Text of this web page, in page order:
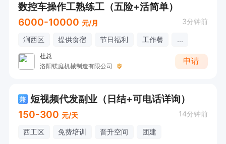
数控车操作工熟练工（五险+活简单）
6000-10000 元/月 3分钟前
涧西区 提供食宿 节日福利 工作餐 ...
杜总
洛阳镁庭机械制造有限公司
申请
兼 短视频代发副业（日结+可电话详询）
150-300 元/天 14分钟前
西工区 免费培训 晋升空间 团建